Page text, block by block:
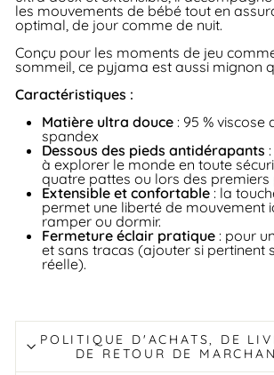
les mouvements de bébé tout en
optimal, de jour comme de nuit.
Conçu pour les moments de jeu
sommeil, ce pyjama est aussi mignon
Caractéristiques :
Matière ultra douce : 95 % viscose
spandex
Dessous des pieds antidérapants
à explorer le monde en toute
quatre pattes ou lors des premiers
Extensible et confortable: la
permet une liberté de mouvement
ramper ou dormir.
Fermeture éclair pratique : pour
et sans tracas (ajouter si pertinent
réelle).
POLITIQUE D'ACHATS, DE
DE RETOUR DE